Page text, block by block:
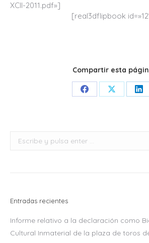
XCII-2011.pdf»]
[real3dflipbook
Compartir esta
Share Share
Buscar:
Entradas recientes
Informe relativo a la declaración como
Cultural Inmaterial de la plaza de toros